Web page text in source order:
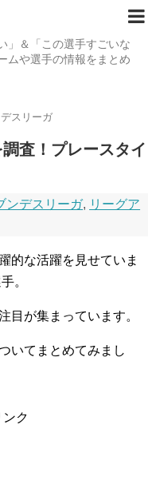
」＆「この選手すごいな
ムや選手の情報をまとめ
スリーガ
査！プレースタイ
ンデスリーガ, リーグア
的な活躍を見せていま
。
目が集まっています。
いてまとめてみまし
ク